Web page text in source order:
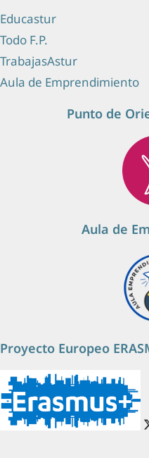
Educastur
Todo F.P.
TrabajasAstur
Aula de Emprendimiento
Punto de
Aula de
Proyecto Europeo